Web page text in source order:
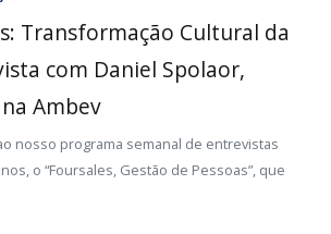
Transformação Cultural da
com Daniel Spolaor,
Ambev
nosso programa semanal de entrevistas
o “Foursales, Gestão de Pessoas”, que